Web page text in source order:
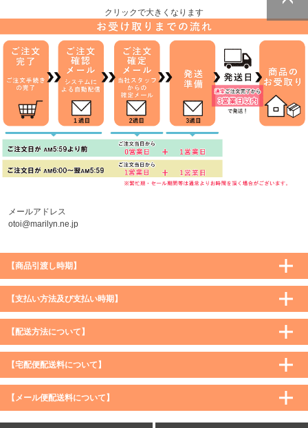
プへ
クリックで大きくなります
メールアドレス
otoi@marilyn.ne.jp
【商品引渡し時期】
【支払い方法及び支払い時期】
【配送方法について】
【宅配便配送料について】
購入価格 ／ 地域 通常 沖縄・離島など一部地域
5,900円（税込）未満
590円（税込）
【メール便配送料について】